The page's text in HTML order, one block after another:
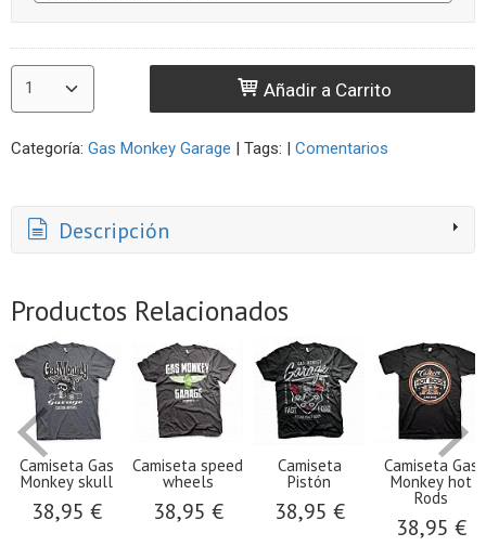
Añadir a Carrito
Categoría: Gas Monkey Garage | Tags: | Comentarios
Descripción
Productos Relacionados
Camiseta Gas
Monkey skull
38,95 €
Camiseta speed
wheels
38,95 €
Camiseta
Pistón
38,95 €
Camiseta Gas
Monkey hot
Rods
38,95 €